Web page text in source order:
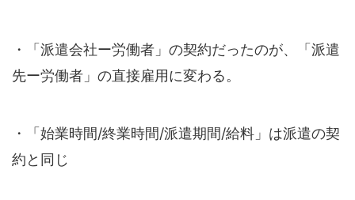
・「派遣会社ー労働者」の契約だったのが、
「派遣
先ー労働者」の直接雇用に変わる。
・「 始業時間/終業時間/派遣期間/給料」は派遣の契
約と同じ